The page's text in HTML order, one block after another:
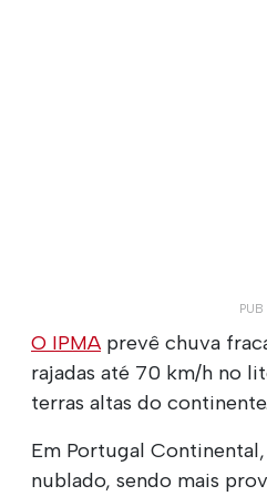
O IPMA prevê chuva
rajadas até 70 km/h no
terras altas do continente.
Em Portugal
nublado, sendo mais